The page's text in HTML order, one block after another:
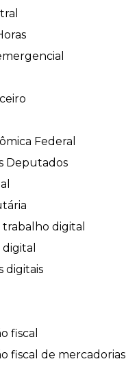
Federal
Deputados
digital
digitais
fiscal
fiscal de mercadorias